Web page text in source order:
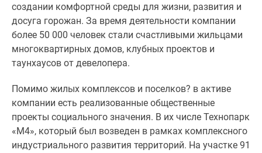
создании комфортной среды для жизни, развития и
досуга горожан. За время деятельности компании
более 50 000 человек стали счастливыми жильцами
многоквартирных домов, клубных проектов и
таунхаусов от девелопера.
Помимо жилых комплексов и поселков? в активе
компании есть реализованные общественные
проекты социального значения. В их числе Технопарк
«М4», который был возведен в рамках комплексного
индустриального развития территорий. На участке 91